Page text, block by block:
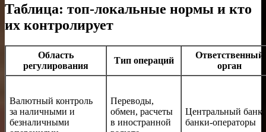
Таблица: топ-локальные нормы и кто
их контролирует
Область
регулирования
Тип операций
Ответственный
орган
Валютный контроль
за наличными и
безналичными
Переводы,
обмен, расчеты
в иностранной
Центральный банк,
банки-операторы